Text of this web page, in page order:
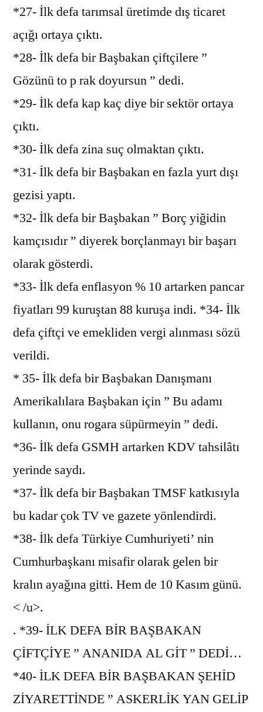
*27- İlk defa tarımsal üretimde dış ticaret
açığı ortaya çıktı.
*28- İlk defa bir Başbakan çiftçilere ”
Gözünü to p rak doyursun ” dedi.
*29- İlk defa kap kaç diye bir sektör ortaya
çıktı.
*30- İlk defa zina suç olmaktan çıktı.
*31- İlk defa bir Başbakan en fazla yurt dışı
gezisi yaptı.
*32- İlk defa bir Başbakan ” Borç yiğidin
kamçısıdır ” diyerek borçlanmayı bir başarı
olarak gösterdi.
*33- İlk defa enflasyon % 10 artarken pancar
fiyatları 99 kuruştan 88 kuruşa indi. *34- İlk
defa çiftçi ve emekliden vergi alınması sözü
verildi.
* 35- İlk defa bir Başbakan Danışmanı
Amerikalılara Başbakan için ” Bu adamı
kullanın, onu rogara süpürmeyin ” dedi.
*36- İlk defa GSMH artarken KDV tahsilâtı
yerinde saydı.
*37- İlk defa bir Başbakan TMSF katkısıyla
bu kadar çok TV ve gazete yönlendirdi.
*38- İlk defa Türkiye Cumhuriyeti’ nin
Cumhurbaşkanı misafir olarak gelen bir
kralın ayağına gitti. Hem de 10 Kasım günü.
< /u>.
. *39- İLK DEFA BİR BAŞBAKAN
ÇİFTÇİYE ” ANANIDA AL GİT ” DEDİ…
*40- İLK DEFA BİR BAŞBAKAN ŞEHİD
ZİYARETTİNDE ” ASKERLİK YAN GELİP